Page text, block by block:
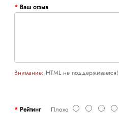
Ваш отзыв
Внимание: HTML не
РейтингПлохо